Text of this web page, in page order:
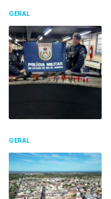
GERAL
GERAL